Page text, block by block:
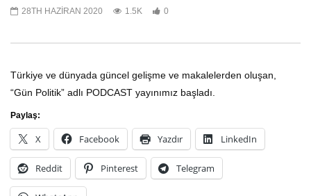
1ST KASIM 2021
0
8TH AĞUSTOS 2021
28TH HAZIRAN 2020 1.5K 0
Türkiye ve dünyada güncel gelişme ve makalelerden oluşan,
“Gün Politik” adlı PODCAST yayınımız başladı.
Paylaş:
X Facebook Yazdır LinkedIn
Reddit Pinterest Telegram